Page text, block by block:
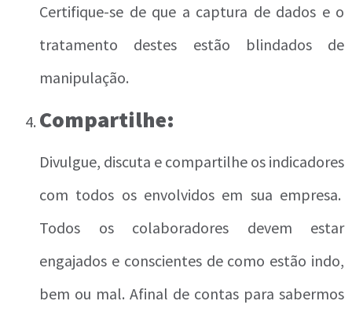
Certifique-se de que a captura de dados e o
tratamento destes estão blindados de
manipulação.
Compartilhe:
Divulgue, discuta e compartilhe os indicadores
com todos os envolvidos em sua empresa.
Todos os colaboradores devem estar
engajados e conscientes de como estão indo,
bem ou mal. Afinal de contas para sabermos